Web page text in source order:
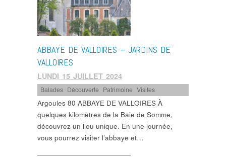
ABBAYE DE VALLOIRES – JARDINS DE
VALLOIRES
LUNDI 15 JUILLET 2024
Balades Découverte Patrimoine ,Visites
Argoules 80 ABBAYE DE VALLOIRES À
quelques kilomètres de la Baie de Somme,
découvrez un lieu unique. En une journée,
vous pourrez visiter l’abbaye et…